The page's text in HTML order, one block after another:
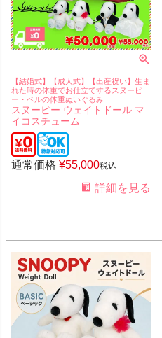
【結婚式】【成人式】【出産祝い】生ま
れた時の体重でお仕立てするスヌーピ
ー・ベルの体重ぬいぐるみ
スヌーピー ウェイトドール マ
イコスチューム
通常価格 ¥55,000税込
詳細を見る